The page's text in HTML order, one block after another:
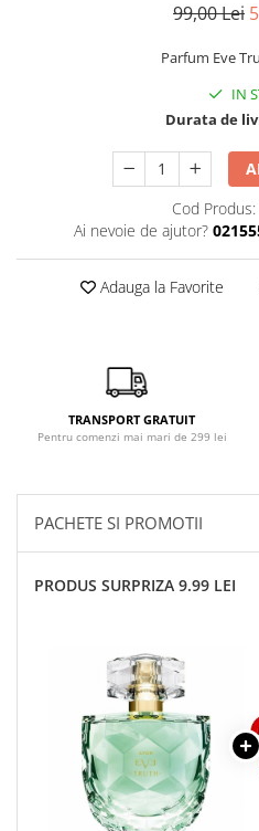
99,00 Lei
Parfum Eve
IN
Durata de
Cod Produs:
Ai nevoie de ajutor?
Adauga la Favorite
TRANSPORT GRATUIT
Pentru comenzi mai mari de 299 lei
PACHETE SI PROMOTII
PRODUS SURPRIZA 9.99 LEI